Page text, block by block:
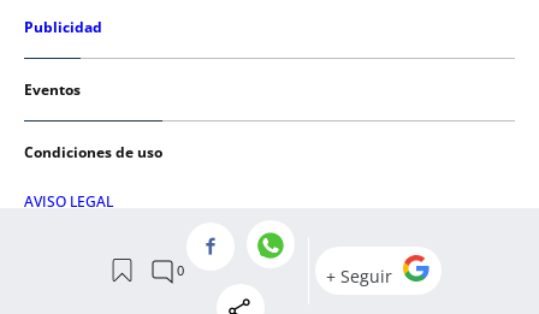
Publicidad
Eventos
Condiciones de uso
AVISO LEGAL
POLÍTICA DE COOKIES